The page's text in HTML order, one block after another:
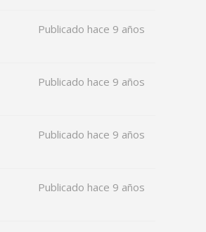
Publicado hace 9 años
Publicado hace 9 años
Publicado hace 9 años
Publicado hace 9 años